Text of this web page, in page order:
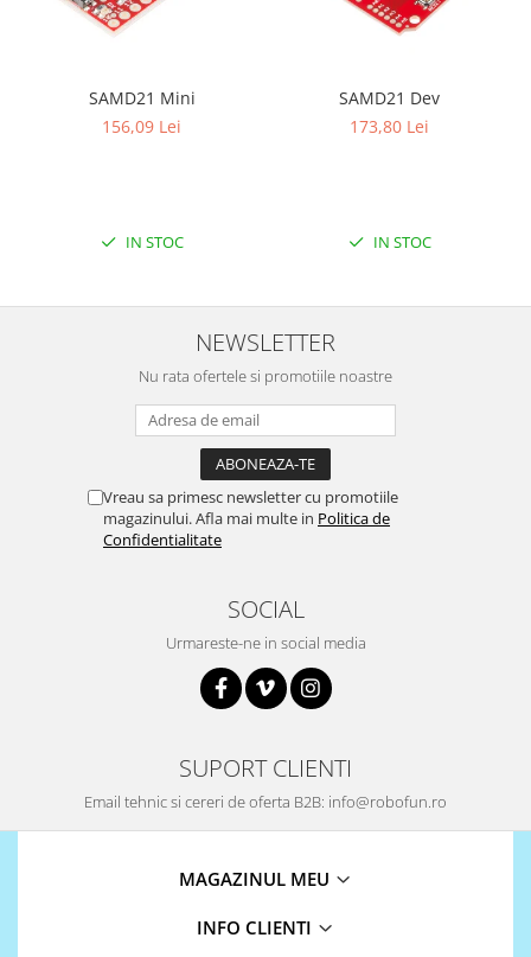
Intel
Biometric
SAMD21 Mini
156,09 Lei
IN STOC
SAMD21 Dev
173,80 Lei
IN STOC
NEWSLETTER
Nu rata ofertele si promotiile noastre
Vreau sa primesc newsletter cu promotiile
magazinului. Afla mai multe in Politica de
Confidentialitate
SOCIAL
Urmareste-ne in social media
SUPORT CLIENTI
Email tehnic si cereri de oferta B2B: info@robofun.ro
MAGAZINUL MEU
INFO CLIENTI